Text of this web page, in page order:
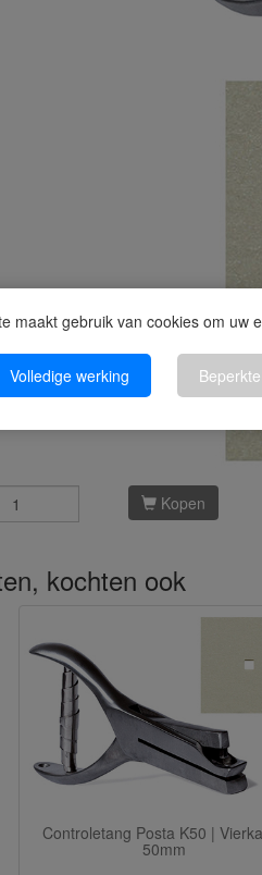
maakt gebruik van cookies om uw
Volledige werking
Kopen
kochten ook
Controletang Posta K50 |
50mm